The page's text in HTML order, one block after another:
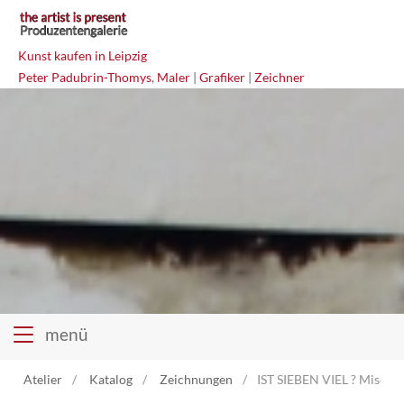
Kunst kaufen in Leipzig
Peter Padubrin-Thomys, Maler | Grafiker | Zeichner
menü
Atelier Katalog Zeichnungen IST SIEBEN VIEL ?